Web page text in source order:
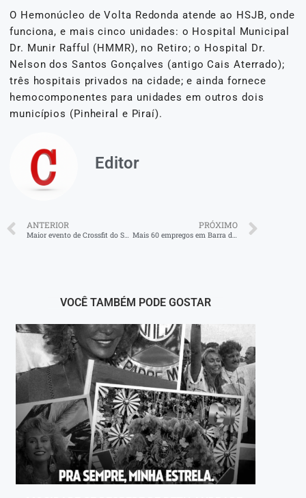
O Hemonúcleo de Volta Redonda atende ao HSJB, onde
funciona, e mais cinco unidades: o Hospital Municipal
Dr. Munir Rafful (HMMR), no Retiro; o Hospital Dr.
Nelson dos Santos Gonçalves (antigo Cais Aterrado);
três hospitais privados na cidade; e ainda fornece
hemocomponentes para unidades em outros dois
municípios (Pinheiral e Piraí).
Editor
ANTERIOR
Maior evento de Crossfit do Sul do Estado vai movimentar Barra Mansa no fim de semana
PRÓXIMO
Mais 60 empregos em Barra do Piraí: Katia Miki assina contrato de instalação e atuação de nova empresa no município
VOCÊ TAMBÉM PODE GOSTAR